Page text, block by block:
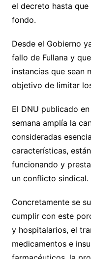
el decreto hasta
fondo.
Desde el Gobierno
fallo de Fullana y
instancias que sean
objetivo de limitar
El DNU publicado
semana amplía la
consideradas
características,
funcionando y
un conflicto sindical.
Concretamente se
cumplir con este
y hospitalarios, el
medicamentos e